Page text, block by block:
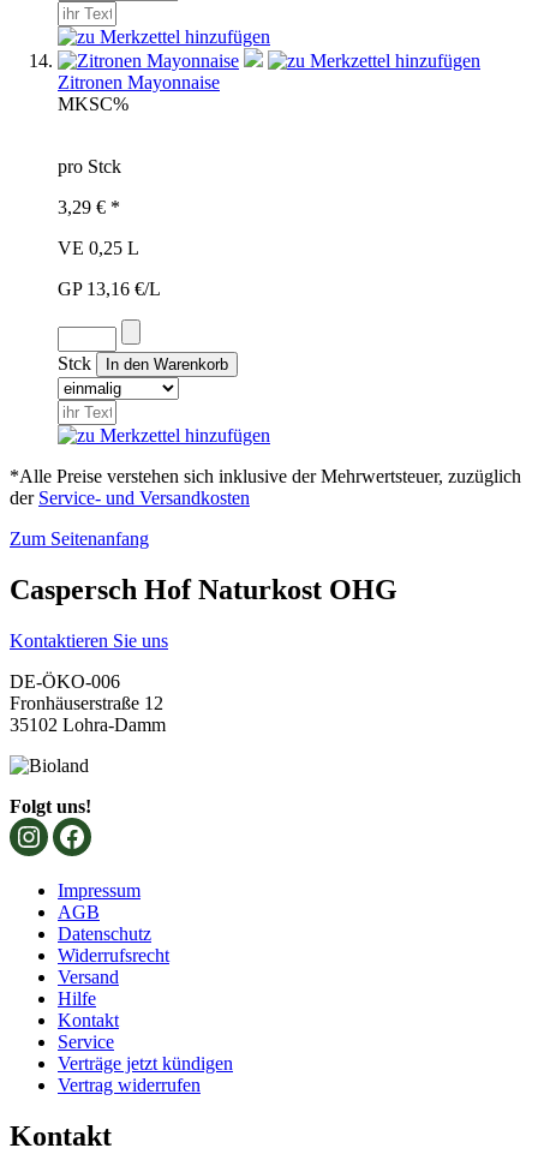
Zitronen Mayonnaise
MKSC%
pro Stck
3,29 € *
VE 0,25 L
GP 13,16 €/L
Stck
*Alle Preise verstehen sich inklusive der Mehrwertsteuer, zuzüglich
der Service- und Versandkosten
Zum Seitenanfang
Caspersch Hof Naturkost OHG
Kontaktieren Sie uns
DE-ÖKO-006
Fronhäuserstraße 12
35102 Lohra-Damm
Folgt uns!
Impressum
AGB
Datenschutz
Widerrufsrecht
Versand
Hilfe
Kontakt
Service
Verträge jetzt kündigen
Vertrag widerrufen
Kontakt